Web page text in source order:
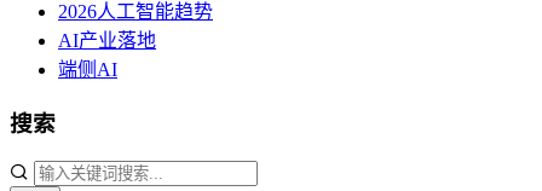
2026人工智能趋势
AI产业落地
端侧AI
搜索